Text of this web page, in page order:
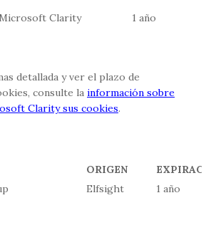
Clarity 1 año
detallada y ver el plazo de
consulte la información sobre
Clarity sus cookies.
ORIGEN
Elfsight 1 año